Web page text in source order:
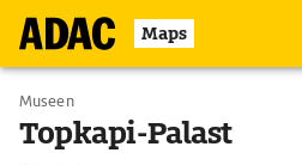
Maps
Museen
Topkapi-Palast